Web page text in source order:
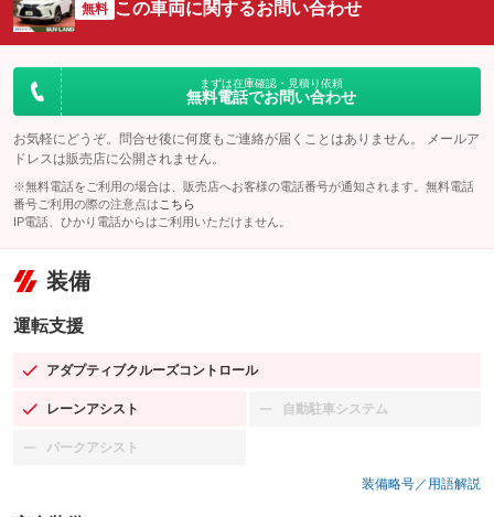
無料 この車両に関するお問い合わせ
まずは在庫確認・見積り依頼
無料電話でお問い合わせ
お気軽にどうぞ。問合せ後に何度もご連絡が届くことはありません。 メールア
ドレスは販売店に公開されません。
※無料電話をご利用の場合は、販売店へお客様の電話番号が通知されます。無料電話
番号ご利用の際の注意点は こちら
IP電話、ひかり電話からはご利用いただけません。
装備
運転支援
アダプティブクルーズコントロール
：装備あり
レーンアシスト
：装備あり 自動駐車システム
：装備なし
パークアシスト
：装備なし
装備略号／用語解説